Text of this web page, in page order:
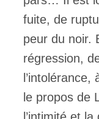
fuite, de
peur du noir.
régression,
l’intolérance,
le propos de